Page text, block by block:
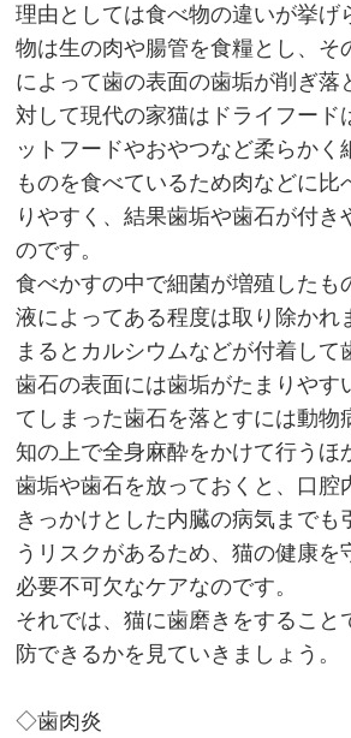
理由としては食べ物の違いが挙げ
物は生の肉や腸管を食糧とし、そ
によって歯の表面の歯垢が削ぎ落
対して現代の家猫はドライフード
ットフードやおやつなど柔らかく
ものを食べているため肉などに比
りやすく、結果歯垢や歯石が付き
のです。
食べかすの中で細菌が増殖したも
液によってある程度は取り除かれ
まるとカルシウムなどが付着して
歯石の表面には歯垢がたまりやす
てしまった歯石を落とすには動物
知の上で全身麻酔をかけて行うほ
歯垢や歯石を放っておくと、口腔
きっかけとした内臓の病気までも
うリスクがあるため、猫の健康を
必要不可欠なケアなのです。
それでは、猫に歯磨きをすること
防できるかを見ていきましょう。
◇歯肉炎